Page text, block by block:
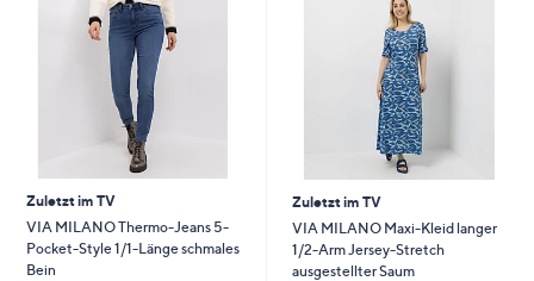
Zuletzt im TV
VIA MILANO Thermo-Jeans 5-
Pocket-Style 1/1-Länge schmales
Bein
Zuletzt im TV
VIA MILANO Maxi-Kleid langer
1/2-Arm Jersey-Stretch
ausgestellter Saum